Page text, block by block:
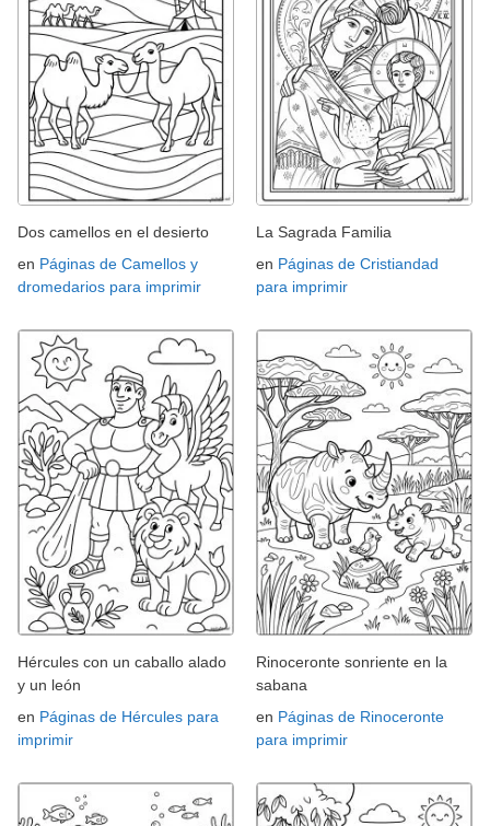
Dos camellos en el desierto
en Páginas de Camellos y
dromedarios para imprimir
La Sagrada Familia
en Páginas de Cristiandad
para imprimir
Hércules con un caballo alado
y un león
en Páginas de Hércules para
imprimir
Rinoceronte sonriente en la
sabana
en Páginas de Rinoceronte
para imprimir